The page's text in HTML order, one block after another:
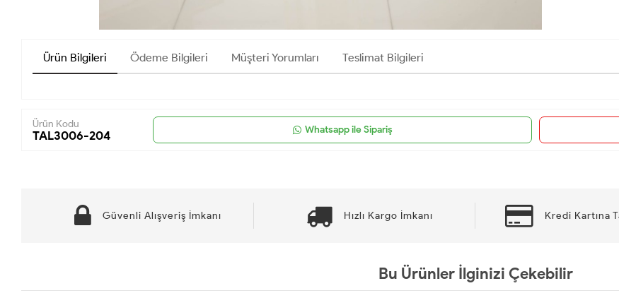
Ürün Bilgileri Ödeme Bilgileri Müşteri Yorumları Teslimat Bilgileri
Ürün Kodu
TAL3006-204 Whatsapp ile Sipariş
Güvenli Alışveriş İmkanı Hızlı Kargo İmkanı Kredi Kartına
Bu Ürünler İlginizi Çekebilir